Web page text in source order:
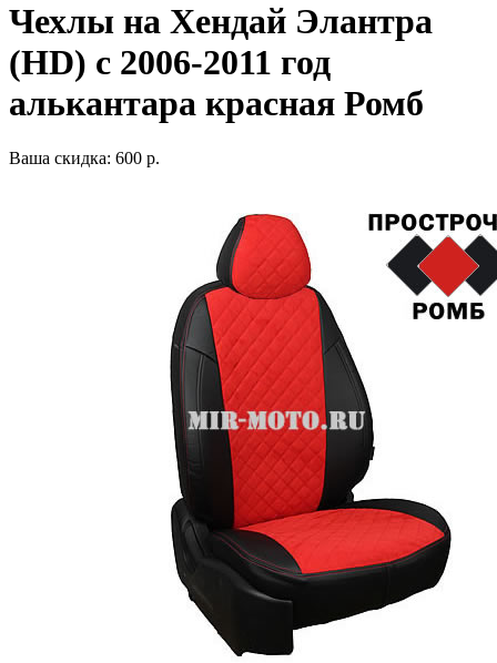
Чехлы на Хендай Элантра
(HD) с 2006-2011 год
алькантара красная Ромб
Ваша скидка: 600 р.